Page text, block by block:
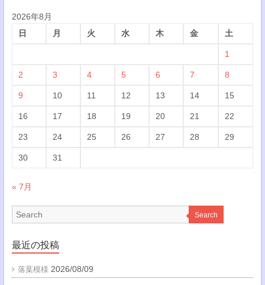
2026年8月
日
月 火 水 木 金 土
1
2 3 4 5 6 7 8
9 10 11 12 13 14 15
16 17 18 19 20 21 22
23 24 25 26 27 28 29
30 31
« 7月
Search
最近の投稿
落葉模様 2026/08/09